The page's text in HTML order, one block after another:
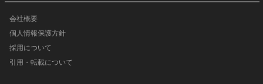
会社概要
個人情報保護方針
採用について
引用・転載について